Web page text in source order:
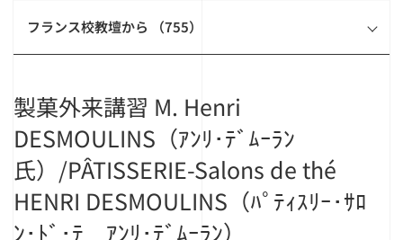
フランス校教壇から （755）
製菓外来講習 M. Henri
DESMOULINS（ｱﾝﾘ･ﾃﾞﾑｰﾗﾝ
氏）/PÂTISSERIE-Salons de thé
HENRI DESMOULINS（ﾊﾟﾃｨｽﾘｰ･ｻﾛ
ﾝ･ﾄﾞ･ﾃ ｱﾝﾘ･ﾃﾞﾑｰﾗﾝ）